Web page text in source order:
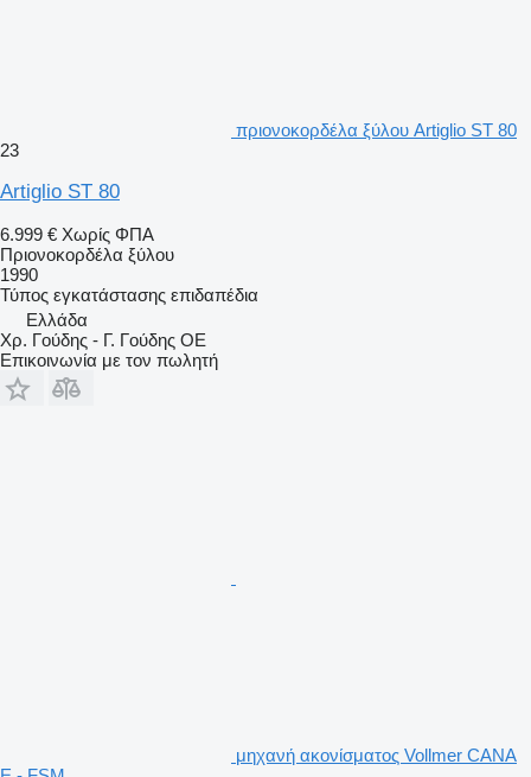
πριονοκορδέλα ξύλου Artiglio ST 80
23
Artiglio ST 80
6.999 € Χωρίς ΦΠΑ
Πριονοκορδέλα ξύλου
1990
Τύπος εγκατάστασης επιδαπέδια
Ελλάδα
Χρ. Γούδης - Γ. Γούδης ΟΕ
Επικοινωνία με τον πωλητή
μηχανή ακονίσματος Vollmer CANA